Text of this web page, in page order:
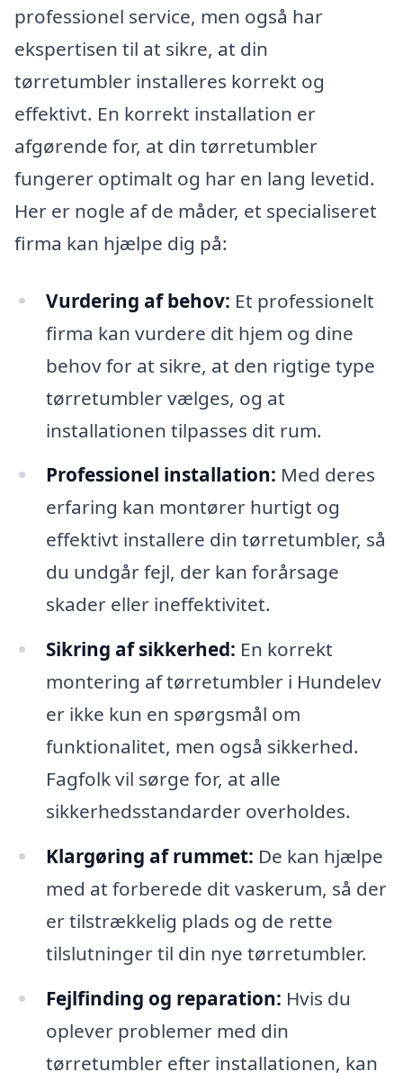
professionel service, men også har
ekspertisen til at sikre, at din
tørretumbler installeres korrekt og
effektivt. En korrekt installation er
afgørende for, at din tørretumbler
fungerer optimalt og har en lang levetid.
Her er nogle af de måder, et specialiseret
firma kan hjælpe dig på:
Vurdering af behov: Et professionelt
firma kan vurdere dit hjem og dine
behov for at sikre, at den rigtige type
tørretumbler vælges, og at
installationen tilpasses dit rum.
Professionel installation: Med deres
erfaring kan montører hurtigt og
effektivt installere din tørretumbler, så
du undgår fejl, der kan forårsage
skader eller ineffektivitet.
Sikring af sikkerhed: En korrekt
montering af tørretumbler i Hundelev
er ikke kun en spørgsmål om
funktionalitet, men også sikkerhed.
Fagfolk vil sørge for, at alle
sikkerhedsstandarder overholdes.
Klargøring af rummet: De kan hjælpe
med at forberede dit vaskerum, så der
er tilstrækkelig plads og de rette
tilslutninger til din nye tørretumbler.
Fejlfinding og reparation: Hvis du
oplever problemer med din
tørretumbler efter installationen, kan